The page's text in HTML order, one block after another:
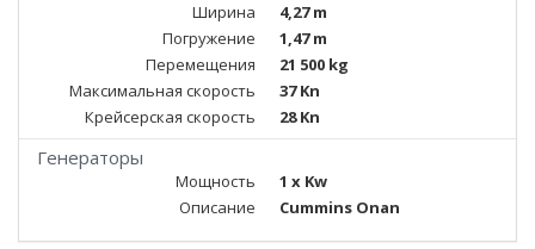
Ширина
4,27 m
Погружение
1,47 m
Перемещения
21 500 kg
Максимальная скорость
37 Kn
Крейсерская скорость
28 Kn
Генераторы
Мощность
1 x Kw
Описание
Cummins Onan